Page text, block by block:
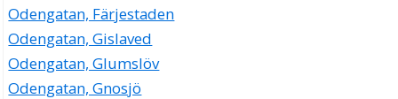
Odengatan, Färjestaden
Odengatan, Gislaved
Odengatan, Glumslöv
Odengatan, Gnosjö